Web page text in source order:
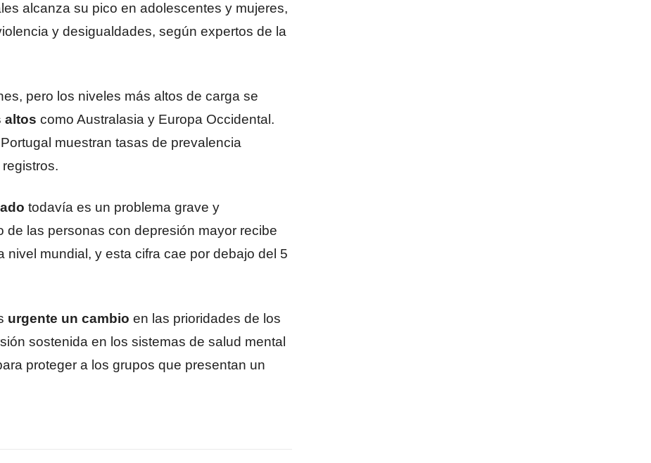
alcanza su pico en adolescentes y mujeres,
y desigualdades, según expertos de la
pero los niveles más altos de carga se
altos como Australasia y Europa Occidental.
muestran tasas de prevalencia
todavía es un problema grave y
de las personas con depresión mayor recibe
mundial, y esta cifra cae por debajo del 5
urgente un cambio en las prioridades de los
sostenida en los sistemas de salud mental
proteger a los grupos que presentan un